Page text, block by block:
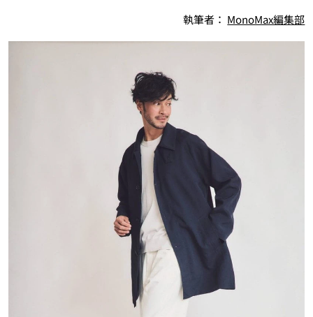
執筆者： MonoMax編集部